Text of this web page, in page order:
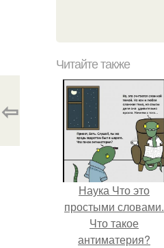
⇦
Читайте также
Наука Что это
простыми словами.
Что такое
антиматерия?